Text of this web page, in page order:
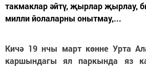
такмаклар әйтү, җырлар җырлау,
милли йолаларны онытмау,...
Кичә 19 нчы март көнне Урта
каршындагы ял паркында яз